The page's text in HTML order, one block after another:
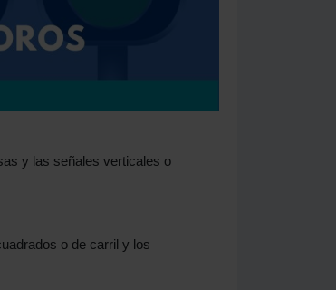
y las señales verticales o
o de carril y los